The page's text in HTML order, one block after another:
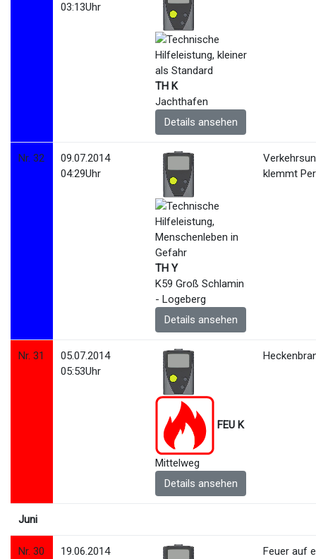
03:13Uhr
TH K
Jachthafen
Details ansehen
Nr. 32
09.07.2014
04:29Uhr
TH Y
K59 Groß Schlamin
- Logeberg
Details ansehen
klemmt
Nr. 31
05.07.2014
05:53Uhr
FEU K
Mittelweg
Details ansehen
Juni
Nr. 30
19.06.2014
Feuer auf